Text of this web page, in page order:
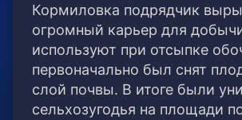
Кормиловка подрядчик
огромный карьер для
используют при отсыпке
первоначально был снят
слой почвы. В итоге были
сельхозугодья на площади